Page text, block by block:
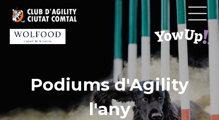
contingut
Podiums d'Agility
l'any